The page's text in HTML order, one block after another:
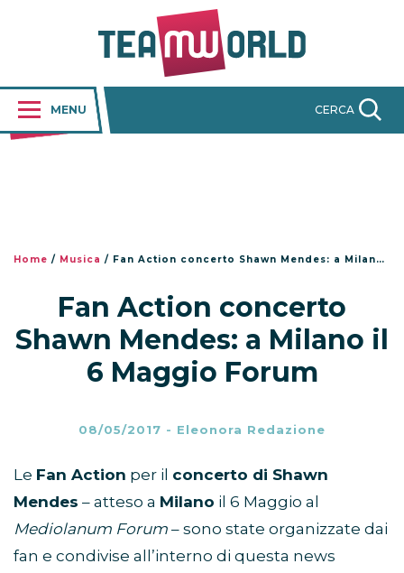
MENU CERCA
Home / Musica / Fan Action concerto Shawn Mendes: a Milano il 6 Maggio Forum
Fan Action concerto
Shawn Mendes: a Milano il
6 Maggio Forum
08/05/2017 - Eleonora Redazione
Le Fan Action per il concerto di Shawn
Mendes – atteso a Milano il 6 Maggio al
Mediolanum Forum – sono state organizzate dai
fan e condivise all’interno di questa news